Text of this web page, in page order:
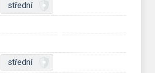
střední
střední